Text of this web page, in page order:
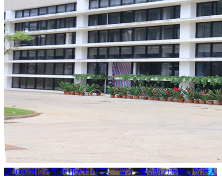
超3000岗位齐聚海师大科技园，“留才”活动助力海南自贸港人